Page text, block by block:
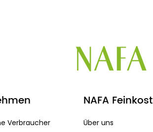
Verbraucher
NAFA Feinkost
Über uns